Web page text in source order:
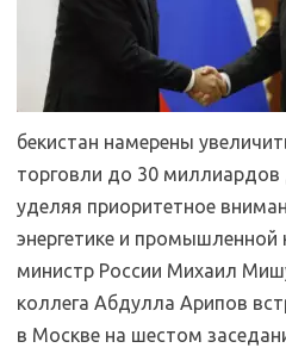
бекистан намерены
торговли до 30 миллиардов
уделяя приоритетное
энергетике и промышленной
министр России Михаил
коллега Абдулла Арипов
в Москве на шестом